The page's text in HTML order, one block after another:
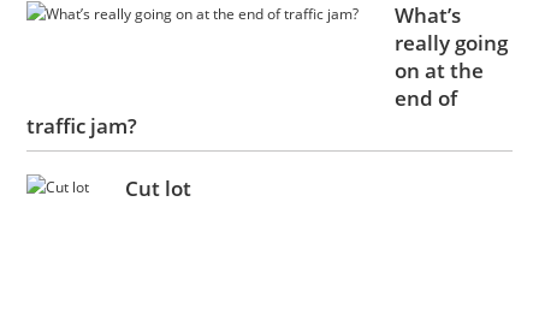
What’s
really going
on at the
end of
traffic jam?
Cut lot